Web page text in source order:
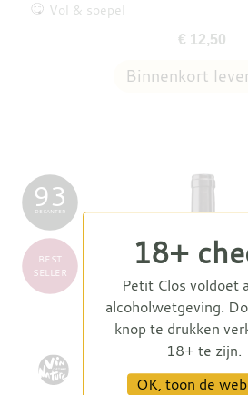
Vol & soepel
€ 12,50
93
DECANTER
BEST
SELLER
18+
Petit Clos voldoet
alcoholwetgeving.
knop te drukken
18+ te zijn.
OK, toon de